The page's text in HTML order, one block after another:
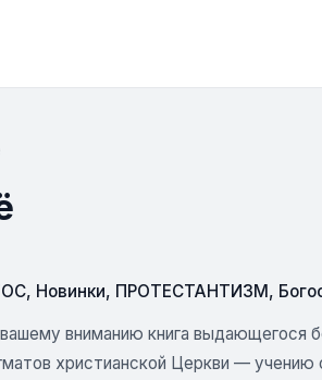
, Новинки, ПРОТЕСТАНТИЗМ,
вниманию книга выдающегося
христианской Церкви — учению